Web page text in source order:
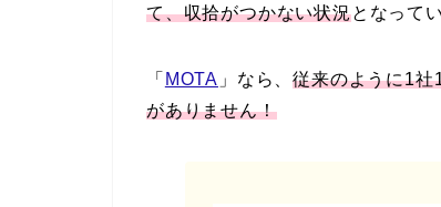
て、収拾がつかない状況となって
「 MOTA 」なら、従来のように1社
がありません！